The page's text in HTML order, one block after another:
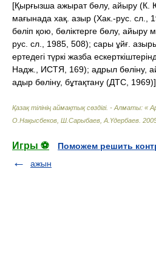
[Қырғызша ажырат бөлу, айыру
мағынада хақ. азыр (Хак.-рус. сл.,
бөліп қою, бөліктерге бөлу, айыру
рус. сл., 1985, 508); сары ұйғ.
ертедегі түркі жазба
Надж., ИСТЯ, 169); адрыл бөліну,
адыр бөліну, бұтақтану (ДТС, 1969)]
Қазақ тілінің аймақтық сөздігі. - Алматы: «
О.Нақысбеков, Ш.Сарыбаев, А.Үдербаев
Игры ⚽
Поможем решить
ажын